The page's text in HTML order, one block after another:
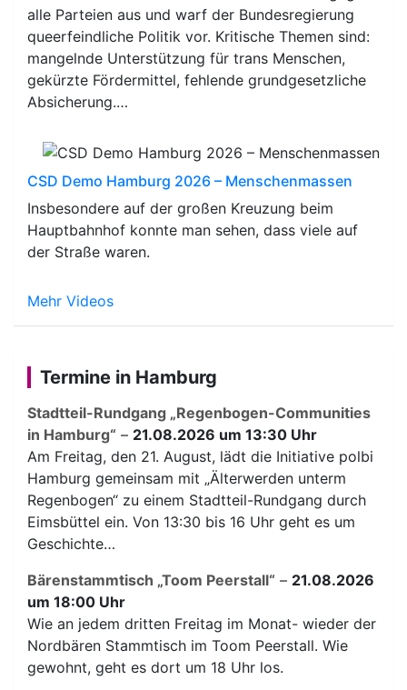
alle Parteien aus und warf der Bundesregierung
queerfeindliche Politik vor. Kritische Themen sind:
mangelnde Unterstützung für trans Menschen,
gekürzte Fördermittel, fehlende grundgesetzliche
Absicherung.…
CSD Demo Hamburg 2026 – Menschenmassen
Insbesondere auf der großen Kreuzung beim
Hauptbahnhof konnte man sehen, dass viele auf
der Straße waren.
Mehr Videos
Termine in Hamburg
Stadtteil-Rundgang „Regenbogen-Communities
in Hamburg“ – 21.08.2026 um 13:30 Uhr
Am Freitag, den 21. August, lädt die Initiative polbi
Hamburg gemeinsam mit „Älterwerden unterm
Regenbogen“ zu einem Stadtteil-Rundgang durch
Eimsbüttel ein. Von 13:30 bis 16 Uhr geht es um
Geschichte…
Bärenstammtisch „Toom Peerstall“ – 21.08.2026
um 18:00 Uhr
Wie an jedem dritten Freitag im Monat- wieder der
Nordbären Stammtisch im Toom Peerstall. Wie
gewohnt, geht es dort um 18 Uhr los.